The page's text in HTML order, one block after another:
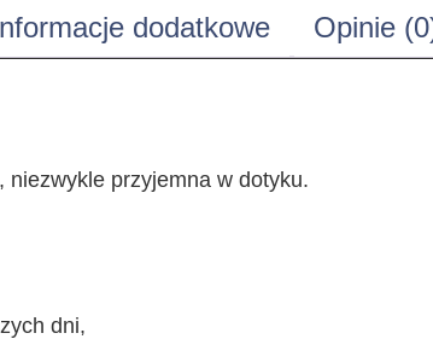
dodatkowe Opinie
niezwykle przyjemna w dotyku.
dni,